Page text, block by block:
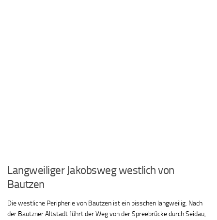
Langweiliger Jakobsweg westlich von
Bautzen
Die westliche Peripherie von Bautzen ist ein bisschen langweilig. Nach
der Bautzner Altstadt führt der Weg von der Spreebrücke durch Seidau,